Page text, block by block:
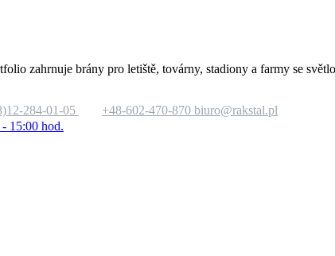
zahrnuje brány pro letiště, továrny, stadiony a farmy se
284-01-05 +48-602-470-870 biuro@rakstal.pl
15:00 hod.